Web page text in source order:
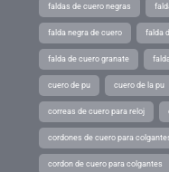
faldas de cuero negras
falda negra de cuero falda
falda de cuero granate
cuero de pu cuero de la pu
correas de cuero para reloj
cordones de cuero para
cordon de cuero para colgantes